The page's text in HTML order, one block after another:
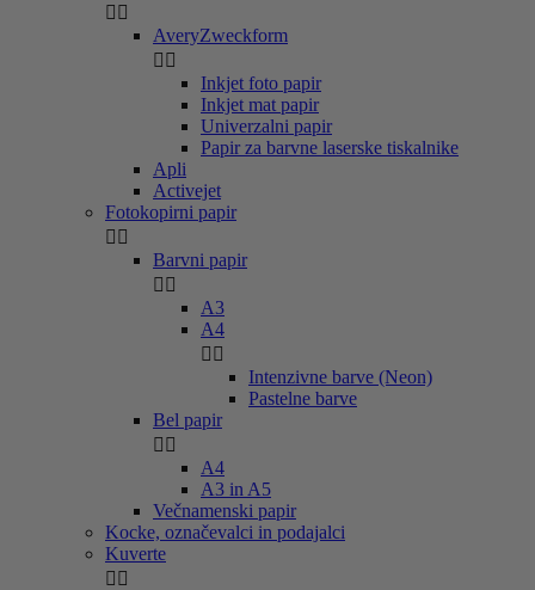
 
AveryZweckform
 
Inkjet foto papir
Inkjet mat papir
Univerzalni papir
Papir za barvne laserske tiskalnike
Apli
Activejet
Fotokopirni papir
 
Barvni papir
 
A3
A4
 
Intenzivne barve (Neon)
Pastelne barve
Bel papir
 
A4
A3 in A5
Večnamenski papir
Kocke, označevalci in podajalci
Kuverte
 